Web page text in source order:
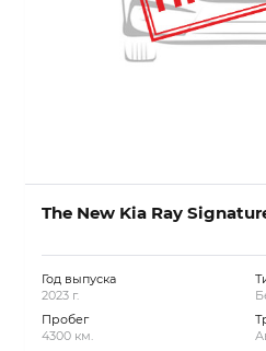
The New Kia Ray
Год выпуска
2023 г.
Пробег
4300 км.